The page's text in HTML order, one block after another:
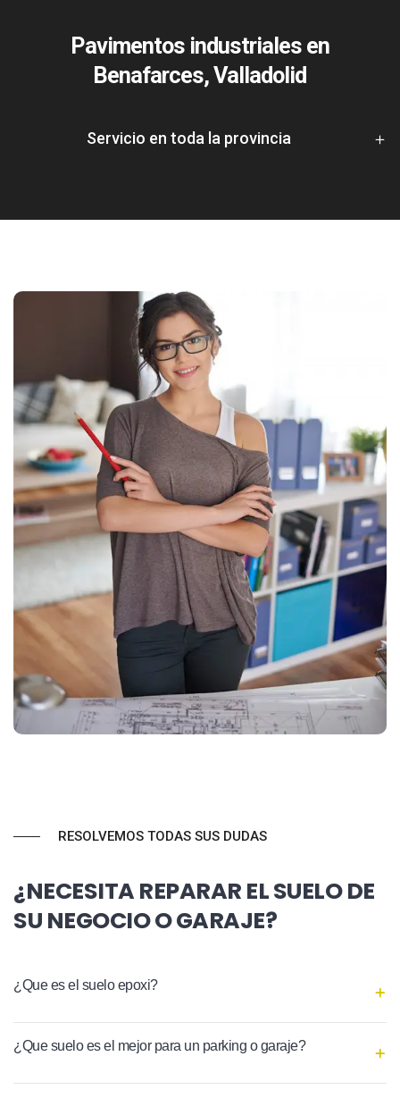
Pavimentos industriales en
Benafarces, Valladolid
Servicio en toda la provincia
RESOLVEMOS TODAS SUS DUDAS
¿NECESITA REPARAR EL SUELO DE
SU NEGOCIO O GARAJE?
¿Que es el suelo epoxi?
¿Que suelo es el mejor para un parking o garaje?